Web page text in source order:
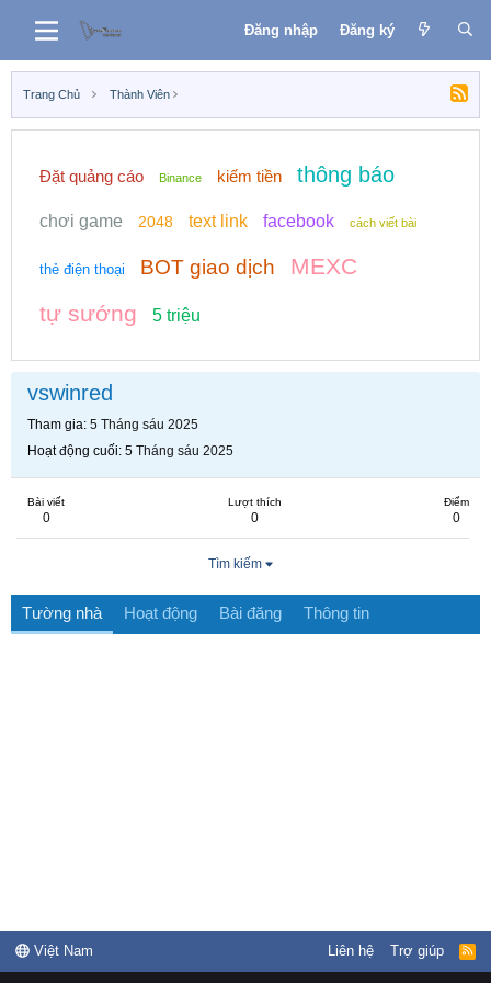
Đăng nhập Đăng ký
Trang Chủ Thành Viên
Đặt quảng cáo Binance kiếm tiền thông báo
chơi game 2048 text link facebook cách viết bài
thẻ điện thoại BOT giao dịch
MEXC
tự sướng
5 triệu
vswinred
Tham gia 5 Tháng sáu 2025
Hoạt động cuối 5 Tháng sáu 2025
Bài viết
0
Lượt thích
0
Điểm
0
Tìm kiếm
Tường nhà Hoạt động Bài đăng Thông tin
Việt Nam Liên hệ Trợ giúp
R